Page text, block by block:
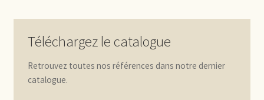
Téléchargez le catalogue
Retrouvez toutes nos références dans notre dernier
catalogue.